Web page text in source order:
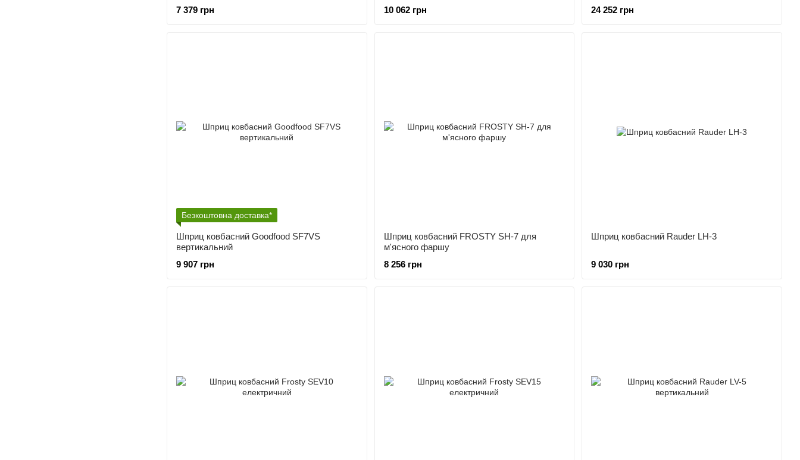
7 379 грн
10 062 грн
24 252 грн
Безкоштовна доставка*
Шприц ковбасний Goodfood SF7VS
вертикальний
9 907 грн
Шприц ковбасний FROSTY SH-7 для
м'ясного фаршу
8 256 грн
Шприц ковбасний Rauder LH-3
9 030 грн